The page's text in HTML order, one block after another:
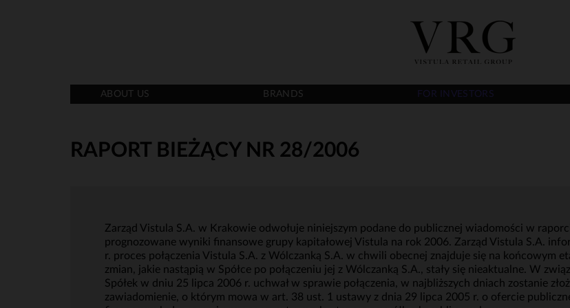
ABOUT US BRANDS FOR INVESTORS
RAPORT BIEŻĄCY NR 28/2006
Zarząd Vistula S.A. w Krakowie odwołuje niniejszym podane do publicznej wiadomości w
prognozowane wyniki finansowe grupy kapitałowej Vistula na rok 2006. Zarząd Vistula S.A.
r. proces połączenia Vistula S.A. z Wólczanką S.A. w chwili obecnej znajduje się na końcowym
zmian, jakie nastąpią w Spółce po połączeniu jej z Wólczanką S.A., stały się nieaktualne. W
Spółek w dniu 25 lipca 2006 r. uchwał w sprawie połączenia, w najbliższych dniach zostanie
zawiadomienie, o którym mowa w art. 38 ust. 1 ustawy z dnia 29 lipca 2005 r. o ofercie